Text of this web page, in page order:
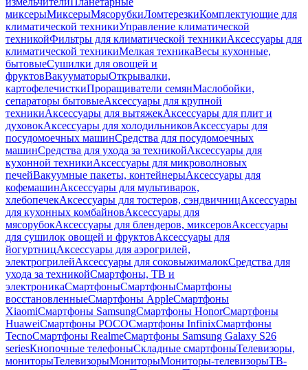
миксерыМиксерыМясорубкиЛомтерезкиКомплектующие для
климатической техникиУправление климатической
техникойФильтры для климатической техникиАксессуары для
климатической техникиМелкая техникаВесы кухонные,
бытовыеСушилки для овощей и
фруктовВакууматорыОткрывалки,
картофелечисткиПроращиватели семянМаслобойки,
сепараторы бытовыеАксессуары для крупной
техникиАксессуары для вытяжекАксессуары для плит и
духовокАксессуары для холодильниковАксессуары для
посудомоечных машинСредства для посудомоечных
машинСредства для ухода за техникойАксессуары для
кухонной техникиАксессуары для микроволновых
печейВакуумные пакеты, контейнерыАксессуары для
кофемашинАксессуары для мультиварок,
хлебопечекАксессуары для тостеров, сэндвичницАксессуары
для кухонных комбайновАксессуары для
мясорубокАксессуары для блендеров, миксеровАксессуары
для сушилок овощей и фруктовАксессуары для
йогуртницАксессуары для аэрогрилей,
электрогрилейАксессуары для соковыжималокСредства для
ухода за техникойСмартфоны, ТВ и
электроникаСмартфоныСмартфоныСмартфоны
восстановленныеСмартфоны AppleСмартфоны
XiaomiСмартфоны SamsungСмартфоны HonorСмартфоны
HuaweiСмартфоны POCOСмартфоны InfinixСмартфоны
TecnoСмартфоны RealmeСмартфоны Samsung Galaxy S26
seriesКнопочные телефоныСкладные смартфоныТелевизоры,
мониторыТелевизорыМониторыМониторы-телевизорыТВ-